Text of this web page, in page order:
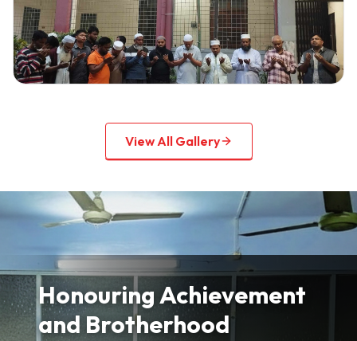
Click to view full image
View All Gallery
Honouring Achievement
and Brotherhood